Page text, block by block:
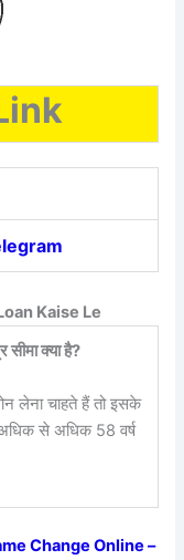
Kaise Le
क्या है?
लेना चाहते हैं तो इसके
से अधिक 58 वर्ष
Change Online –